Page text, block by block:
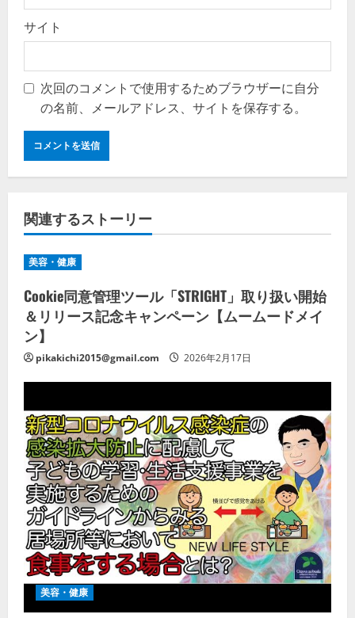
サイト
次回のコメントで使用するためブラウザーに自分
の名前、メールアドレス、サイトを保存する。
関連するストーリー
美容・健康
Cookie同意管理ツール「STRIGHT」取り扱い開始
＆リリース記念キャンペーン【ムームードメイ
ン】
pikakichi2015@gmail.com 2026年2月17日
美容・健康